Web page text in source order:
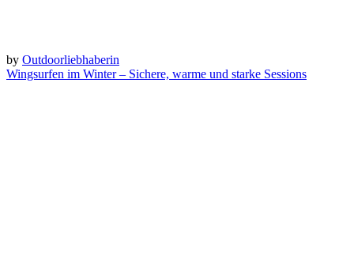
by Outdoorliebhaberin
Wingsurfen im Winter – Sichere, warme und starke Sessions